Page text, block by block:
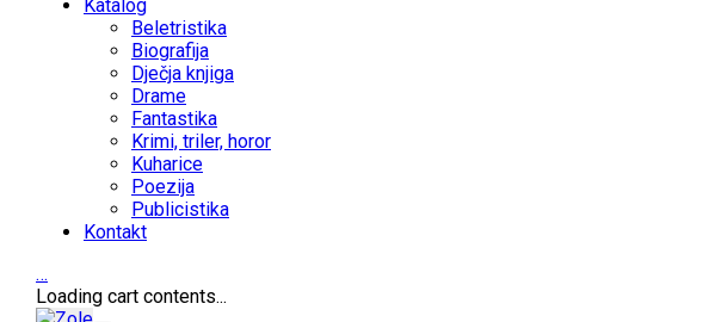
Katalog
Beletristika
Biografija
Dječja knjiga
Drame
Fantastika
Krimi, triler, horor
Kuharice
Poezija
Publicistika
Kontakt
…
Loading cart contents...